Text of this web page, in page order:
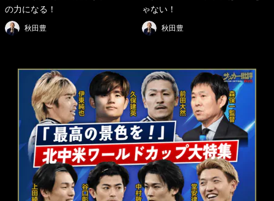
の力になる！
秋田豊
ゃない！
秋田豊